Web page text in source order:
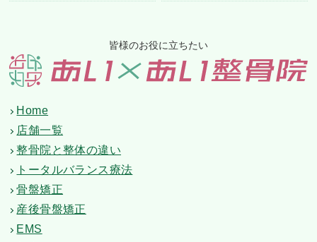
皆様のお役に立ちたい
Home
店舗一覧
整骨院と整体の違い
トータルバランス療法
骨盤矯正
産後骨盤矯正
EMS